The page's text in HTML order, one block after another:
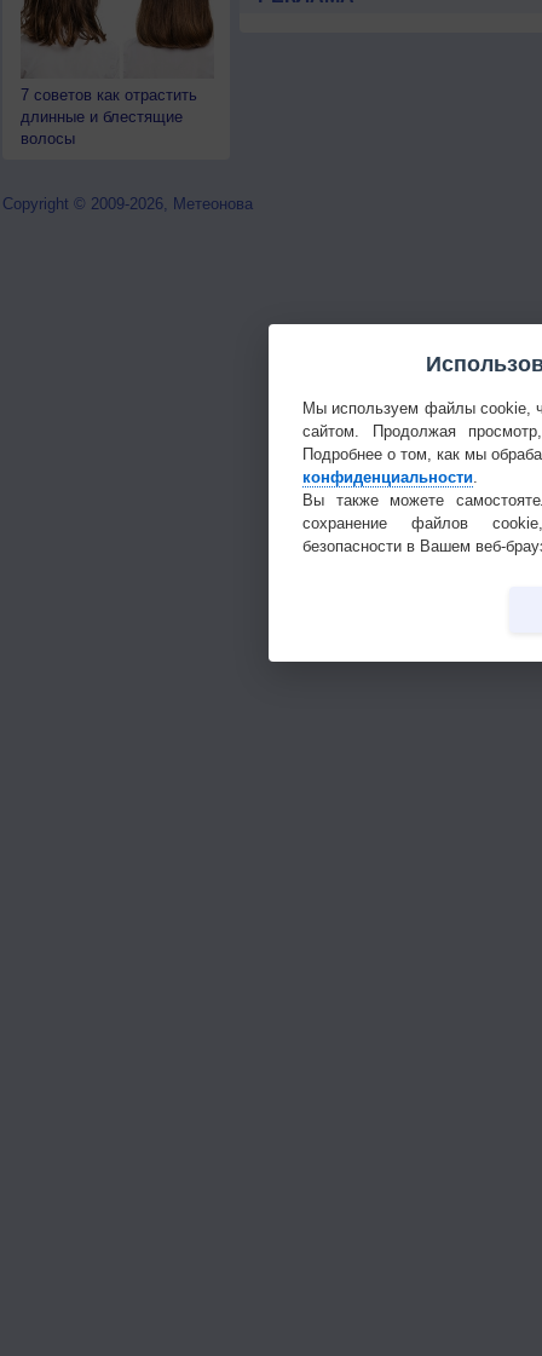
7 советов как отрастить
длинные и блестящие
волосы
Copyright © 2009-2026, Метеонова
Мы используем файлы cookie,
сайтом. Продолжая
Подробнее о том, как мы
конфиденциальности
Вы также можете
сохранение файлов
безопасности в Вашем веб-